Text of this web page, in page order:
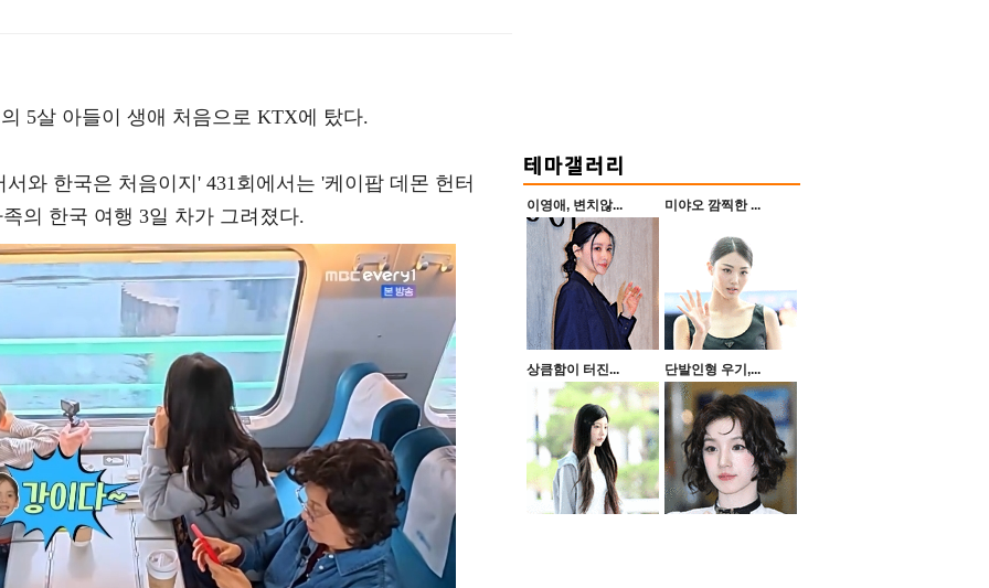
5살 아들이 생애 처음으로 KTX에 탔다.
와 한국은 처음이지' 431회에서는 '케이팝 데몬 헌터
의 한국 여행 3일 차가 그려졌다.
이영애, 변치않... 미야오 깜찍한 ...
상큼함이 터진... 단발인형 우기,...